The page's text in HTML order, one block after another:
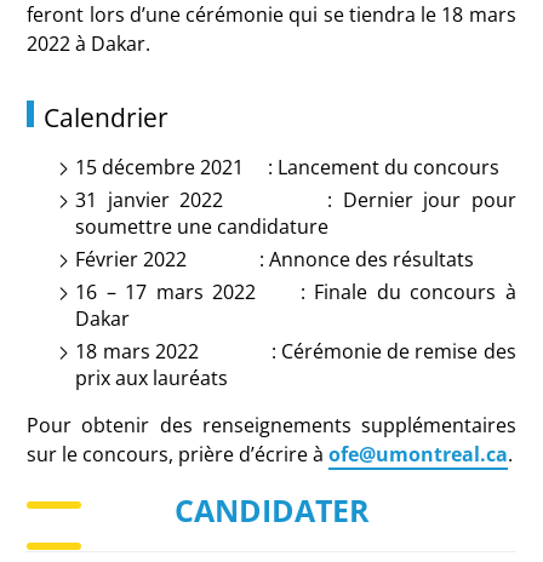
feront lors d’une cérémonie qui se tiendra le 18 mars
2022 à Dakar.
Calendrier
15 décembre 2021 : Lancement du concours
31 janvier 2022 : Dernier jour pour
soumettre une candidature
Février 2022 : Annonce des résultats
16 – 17 mars 2022 : Finale du concours à
Dakar
18 mars 2022 : Cérémonie de remise des
prix aux lauréats
Pour obtenir des renseignements supplémentaires
sur le concours, prière d’écrire à ofe@umontreal.ca.
CANDIDATER